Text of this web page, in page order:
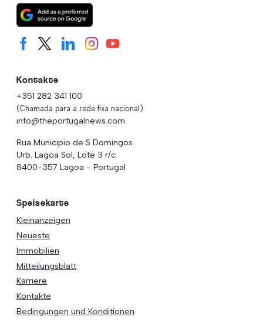
Kontakte
+351 282 341 100
(Chamada para a rede fixa nacional)
info@theportugalnews.com
Rua Municipio de S Domingos
Urb. Lagoa Sol, Lote 3 r/c
8400-357 Lagoa - Portugal
Speisekarte
Kleinanzeigen
Neueste
Immobilien
Mitteilungsblatt
Karriere
Kontakte
Bedingungen und Konditionen